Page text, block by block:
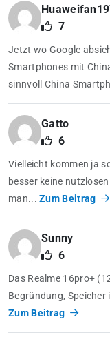
7
Jetzt wo Google
Smartphones mit
sinnvoll China
Gatto
6
Vielleicht kommen ja
besser keine
man...Zum Beitrag
Sunny
6
Das Realme 16pro+
Begründung,
Zum Beitrag